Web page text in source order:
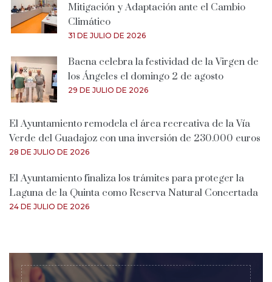
Mitigación y Adaptación ante el Cambio
Climático
31 DE JULIO DE 2026
Baena celebra la festividad de la Virgen de
los Ángeles el domingo 2 de agosto
29 DE JULIO DE 2026
El Ayuntamiento remodela el área recreativa de la Vía
Verde del Guadajoz con una inversión de 230.000 euros
28 DE JULIO DE 2026
El Ayuntamiento finaliza los trámites para proteger la
Laguna de la Quinta como Reserva Natural Concertada
24 DE JULIO DE 2026